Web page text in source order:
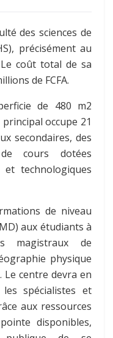
des sciences de
précisément au
coût total de sa
de FCFA.
de 480 m2
occupe 21
secondaires, des
cours dotées
et technologiques
de niveau
aux étudiants à
magistraux de
physique
centre devra en
spécialistes et
aux ressources
disponibles,